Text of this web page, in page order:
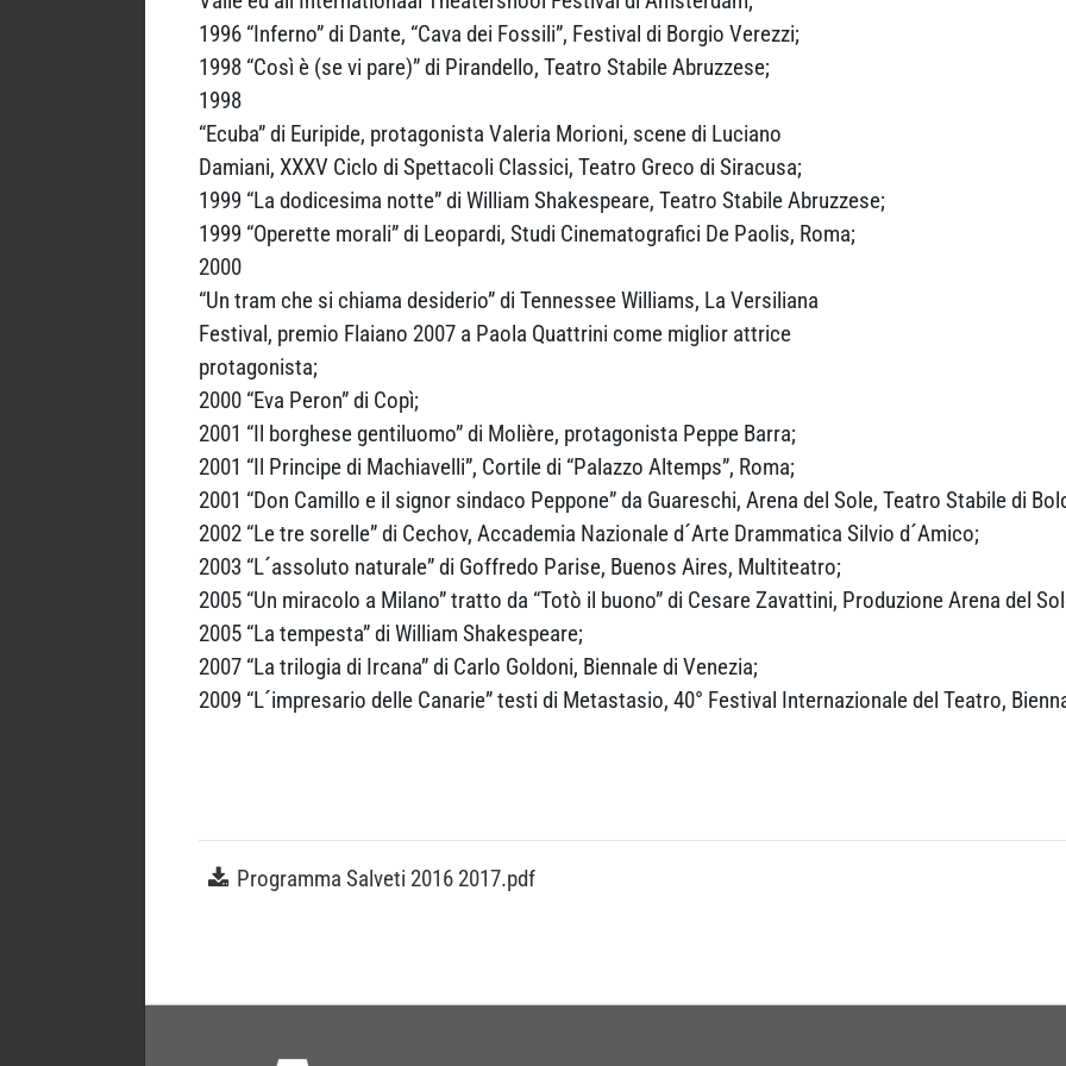
1996 “Inferno” di Dante, “Cava dei Fossili”, Festival di Borgio Verezzi;
1998 “Così è (se vi pare)” di Pirandello, Teatro Stabile Abruzzese;
1998
“Ecuba” di Euripide, protagonista Valeria Morioni, scene di Luciano
Damiani, XXXV Ciclo di Spettacoli Classici, Teatro Greco di Siracusa;
1999 “La dodicesima notte” di William Shakespeare, Teatro Stabile Abruzzese;
1999 “Operette morali” di Leopardi, Studi Cinematografici De Paolis, Roma;
2000
“Un tram che si chiama desiderio” di Tennessee Williams, La Versiliana
Festival, premio Flaiano 2007 a Paola Quattrini come miglior attrice
protagonista;
2000 “Eva Peron” di Copì;
2001 “Il borghese gentiluomo” di Molière, protagonista Peppe Barra;
2001 “Il Principe di Machiavelli”, Cortile di “Palazzo Altemps”, Roma;
2001 “Don Camillo e il signor sindaco Peppone” da Guareschi, Arena del Sole, Teatro Stabile di
2002 “Le tre sorelle” di Cechov, Accademia Nazionale d´Arte Drammatica Silvio d´Amico;
2003 “L´assoluto naturale” di Goffredo Parise, Buenos Aires, Multiteatro;
2005 “Un miracolo a Milano” tratto da “Totò il buono” di Cesare Zavattini, Produzione Arena del
2005 “La tempesta” di William Shakespeare;
2007 “La trilogia di Ircana” di Carlo Goldoni, Biennale di Venezia;
2009 “L´impresario delle Canarie” testi di Metastasio, 40° Festival Internazionale del Teatro,
Programma Salveti 2016 2017.pdf